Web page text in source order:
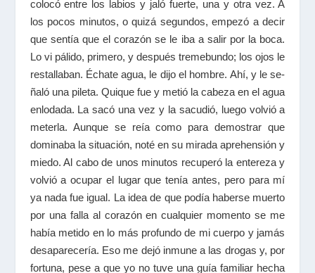
colocó entre los labios y jaló fuerte, una y otra vez. A
los pocos minutos, o quizá segundos, empezó a decir
que sentía que el corazón se le iba a salir por la boca.
Lo vi pálido, primero, y después tremebundo; los ojos le
restallaban. Échate agua, le dijo el hombre. Ahí, y le se-
ñaló una pileta. Quique fue y metió la cabeza en el agua
enlodada. La sacó una vez y la sacudió, luego volvió a
meterla. Aunque se reía como para demostrar que
dominaba la situación, noté en su mirada aprehensión y
miedo. Al cabo de unos minutos recuperó la entereza y
volvió a ocupar el lugar que tenía antes, pero para mí
ya nada fue igual. La idea de que podía haberse muerto
por una falla al corazón en cualquier momento se me
había metido en lo más profundo de mi cuerpo y jamás
desaparecería. Eso me dejó inmune a las drogas y, por
fortuna, pese a que yo no tuve una guía familiar hecha